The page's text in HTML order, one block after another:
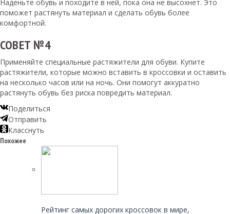
Наденьте обувь и походите в ней, пока она не высохнет. Это
поможет растянуть материал и сделать обувь более
комфортной.
СОВЕТ №4
Применяйте специальные растяжители для обуви. Купите
растяжители, которые можно вставить в кроссовки и оставить
на несколько часов или на ночь. Они помогут аккуратно
растянуть обувь без риска повредить материал.
Поделиться
Отправить
Класснуть
Похожее
Рейтинг самых дорогих кроссовок в мире,